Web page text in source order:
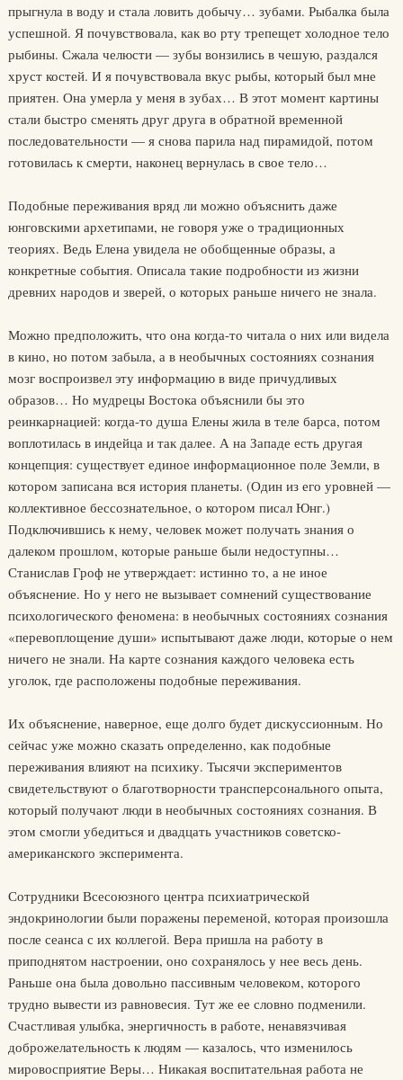
прыгнула в воду и стала ловить добычу… зубами. Рыбалка была
успешной. Я почувствовала, как во рту трепещет холодное тело
рыбины. Сжала челюсти — зубы вонзились в чешую, раздался
хруст костей. И я почувствовала вкус рыбы, который был мне
приятен. Она умерла у меня в зубах… В этот момент картины
стали быстро сменять друг друга в обратной временной
последовательности — я снова парила над пирамидой, потом
готовилась к смерти, наконец вернулась в свое тело…
Подобные переживания вряд ли можно объяснить даже
юнговскими архетипами, не говоря уже о традиционных
теориях. Ведь Елена увидела не обобщенные образы, а
конкретные события. Описала такие подробности из жизни
древних народов и зверей, о которых раньше ничего не знала.
Можно предположить, что она когда-то читала о них или видела
в кино, но потом забыла, а в необычных состояниях сознания
мозг воспроизвел эту информацию в виде причудливых
образов… Но мудрецы Востока объяснили бы это
реинкарнацией: когда-то душа Елены жила в теле барса, потом
воплотилась в индейца и так далее. А на Западе есть другая
концепция: существует единое информационное поле Земли, в
котором записана вся история планеты. (Один из его уровней —
коллективное бессознательное, о котором писал Юнг.)
Подключившись к нему, человек может получать знания о
далеком прошлом, которые раньше были недоступны…
Станислав Гроф не утверждает: истинно то, а не иное
объяснение. Но у него не вызывает сомнений существование
психологического феномена: в необычных состояниях сознания
«перевоплощение души» испытывают даже люди, которые о нем
ничего не знали. На карте сознания каждого человека есть
уголок, где расположены подобные переживания.
Их объяснение, наверное, еще долго будет дискуссионным. Но
сейчас уже можно сказать определенно, как подобные
переживания влияют на психику. Тысячи экспериментов
свидетельствуют о благотворности трансперсонального опыта,
который получают люди в необычных состояниях сознания. В
этом смогли убедиться и двадцать участников советско-
американского эксперимента.
Сотрудники Всесоюзного центра психиатрической
эндокринологии были поражены переменой, которая произошла
после сеанса с их коллегой. Вера пришла на работу в
приподнятом настроении, оно сохранялось у нее весь день.
Раньше она была довольно пассивным человеком, которого
трудно вывести из равновесия. Тут же ее словно подменили.
Счастливая улыбка, энергичность в работе, ненавязчивая
доброжелательность к людям — казалось, что изменилось
мировосприятие Веры… Никакая воспитательная работа не